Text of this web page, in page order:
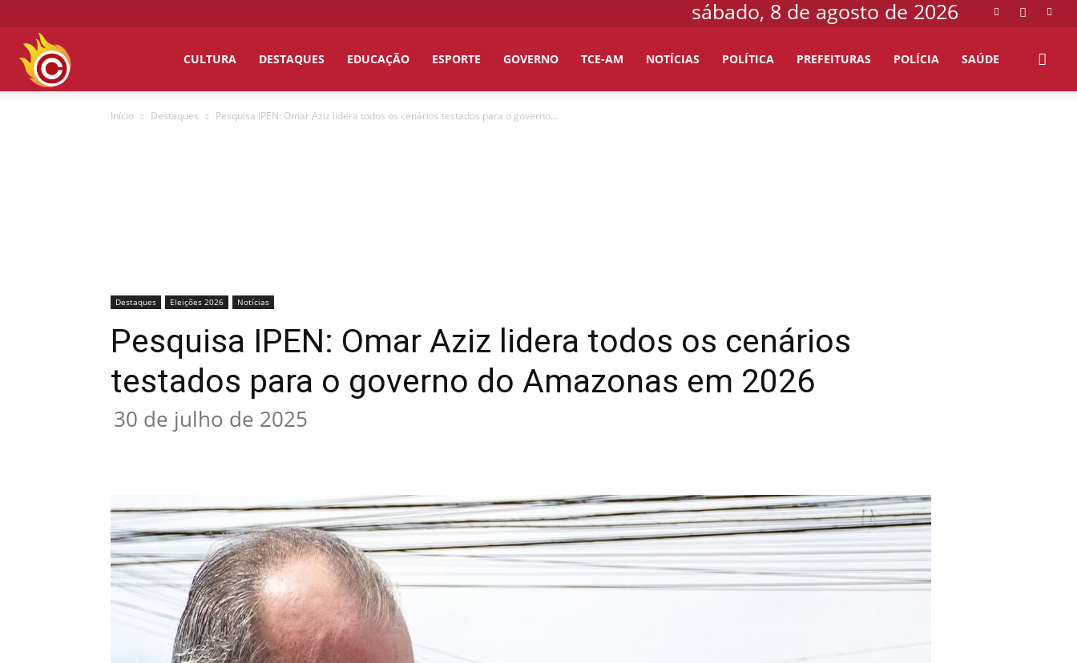
sábado, 8 de agosto de 2026
CULTURA DESTAQUES EDUCAÇÃO ESPORTE GOVERNO TCE-AM NOTÍCIAS POLÍTICA PREFEITURAS POLÍCIA SAÚDE
Início Destaques Pesquisa IPEN: Omar Aziz lidera todos os cenários testados para o governo...
Destaques Eleições 2026 Notícias
Pesquisa IPEN: Omar Aziz lidera todos os cenários
testados para o governo do Amazonas em 2026
30 de julho de 2025